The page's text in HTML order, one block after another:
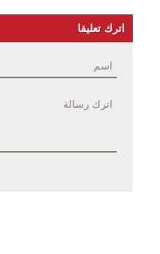
اترك تعليقا